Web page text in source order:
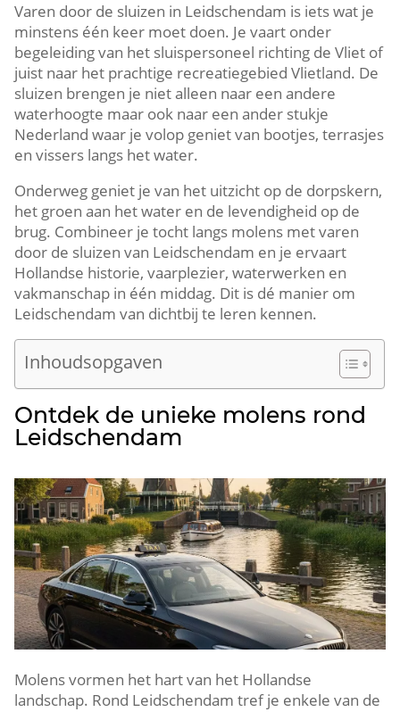
Varen door de sluizen in Leidschendam is iets wat je
minstens één keer moet doen.​ Je vaart onder
begeleiding van het sluispersoneel richting de Vliet of
juist naar het prachtige recreatiegebied Vlietland.​ De
sluizen brengen je niet alleen naar een andere
waterhoogte maar ook naar een ander stukje
Nederland waar je volop geniet van bootjes, terrasjes
en vissers langs het water.​
Onderweg geniet je van het uitzicht op de dorpskern,
het groen aan het water en de levendigheid op de
brug.​ Combineer je tocht langs molens met varen
door de sluizen van Leidschendam en je ervaart
Hollandse historie, vaarplezier, waterwerken en
vakmanschap in één middag.​ Dit is dé manier om
Leidschendam van dichtbij te leren kennen.​
Inhoudsopgaven
Ontdek de unieke molens rond
Leidschendam
Molens vormen het hart van het Hollandse
landschap.​ Rond Leidschendam tref je enkele van de